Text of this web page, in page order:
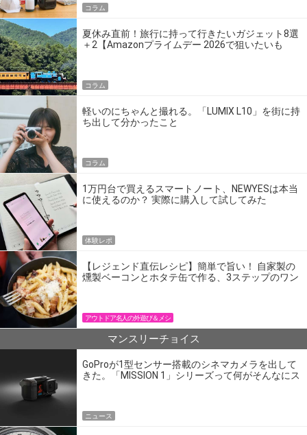
コラム
夏休み直前！旅行に持って行きたいガジェット8選
＋2【Amazonプライムデー 2026で狙いたいも
コラム
軽いのにちゃんと撮れる。「LUMIX L10」を街に持
ち出して分かったこと
コラム
1万円台で買えるスマートノート、NEWYESは本当
に使えるのか？ 実際に購入して試してみた
体験レポ
【レジェンド直伝レシピ】簡単で旨い！ 自家製の
燻製ベーコンとホタテ缶で作る、3ステップのワン
アウトドア名人の外遊び＆メシ
マンスリーチョイス
GoProが1型センサー搭載のシネマカメラを出して
きた。「MISSION 1」シリーズって何がそんなにス
ニュース